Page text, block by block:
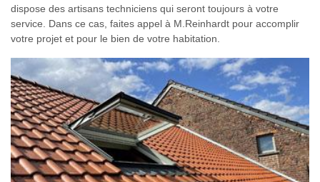
dispose des artisans techniciens qui seront toujours à votre
service. Dans ce cas, faites appel à M.Reinhardt pour accomplir
votre projet et pour le bien de votre habitation.